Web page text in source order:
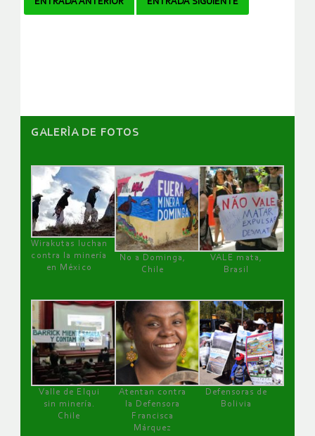
GALERÌA DE FOTOS
Wirakutas luchan
contra la minería
en México
No a Dominga,
Chile
VALE mata,
Brasil
Valle de Elqui
sin minería.
Chile
Atentan contra
la Defensora
Francisca
Márquez
Defensoras de
Bolivia